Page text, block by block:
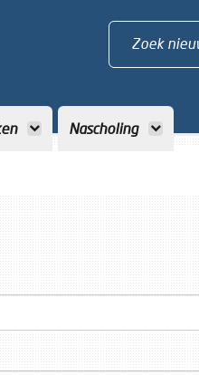
Zoek
Nascholing